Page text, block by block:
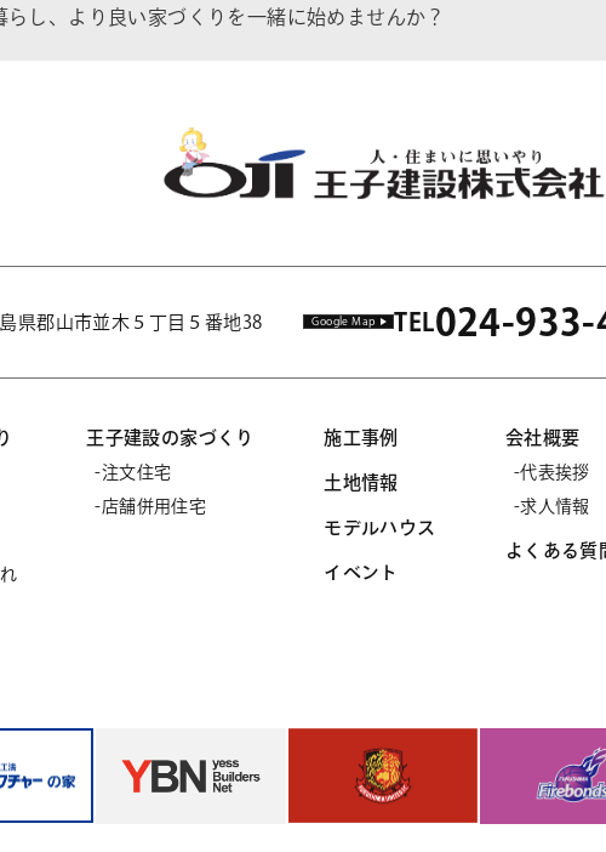
し、より良い家づくりを一緒に始めませんか？
県郡山市並木５丁目５番地38 Google Map TEL024-933-
王子建設の家づくり
注文住宅
店舗併用住宅
施工事例
土地情報
モデルハウス
イベント
会社概要
代表挨拶
求人情報
よくある質